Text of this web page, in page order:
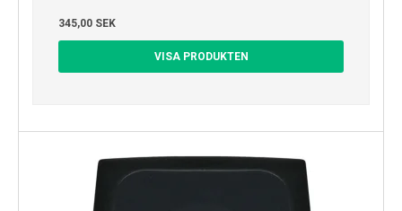
345,00 SEK
VISA PRODUKTEN